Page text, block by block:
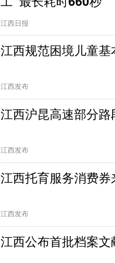
江西日报
江西规范困境儿童
江西发布
江西沪昆高速部分
江西发布
江西托育服务消费券
江西发布
江西公布首批档案